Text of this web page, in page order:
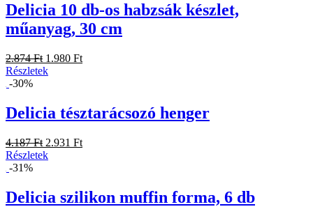
Delicia 10 db-os habzsák készlet,
műanyag, 30 cm
2.874 Ft 1.980 Ft
Részletek
-30%
Delicia tésztarácsozó henger
4.187 Ft 2.931 Ft
Részletek
-31%
Delicia szilikon muffin forma, 6 db